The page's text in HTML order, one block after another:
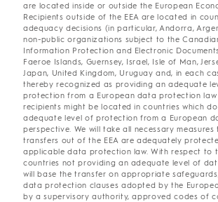
are located inside or outside the European
Recipients outside of the EEA are located in
adequacy decisions (in particular, Andorra,
non-public organizations subject to the
Information Protection and Electronic
Faeroe Islands, Guernsey, Israel, Isle of Man,
Japan, United Kingdom, Uruguay and, in each
thereby recognized as providing an adequate
protection from a European data protection law
recipients might be located in countries which
adequate level of protection from a European
perspective. We will take all necessary
transfers out of the EEA are adequately
applicable data protection law. With respect to
countries not providing an adequate level of
will base the transfer on appropriate
data protection clauses adopted by the
by a supervisory authority, approved codes of